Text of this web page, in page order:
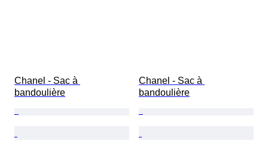
Chanel - Sac à
bandoulière
Chanel - Sac à
bandoulière